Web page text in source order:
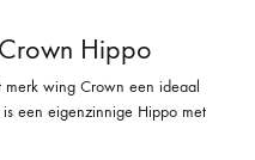
Hippo
wing Crown een ideaal
een eigenzinnige Hippo met